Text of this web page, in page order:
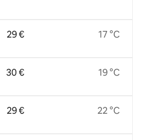
29 €
30 €
29 €
17 °C
19 °C
22 °C